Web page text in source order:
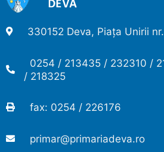
330152 Deva, Piața Unirii
0254 / 213435 / 232310 /
/ 218325
fax: 0254 / 226176
primar@primariadeva.ro